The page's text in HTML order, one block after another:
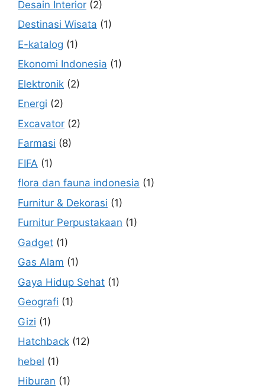
Desain Interior (2)
Destinasi Wisata (1)
E-katalog (1)
Ekonomi Indonesia (1)
Elektronik (2)
Energi (2)
Excavator (2)
Farmasi (8)
FIFA (1)
flora dan fauna indonesia (1)
Furnitur & Dekorasi (1)
Furnitur Perpustakaan (1)
Gadget (1)
Gas Alam (1)
Gaya Hidup Sehat (1)
Geografi (1)
Gizi (1)
Hatchback (12)
hebel (1)
Hiburan (1)